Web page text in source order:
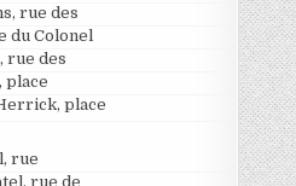
rue des
du Colonel
rue des
place
place
rue
rue de